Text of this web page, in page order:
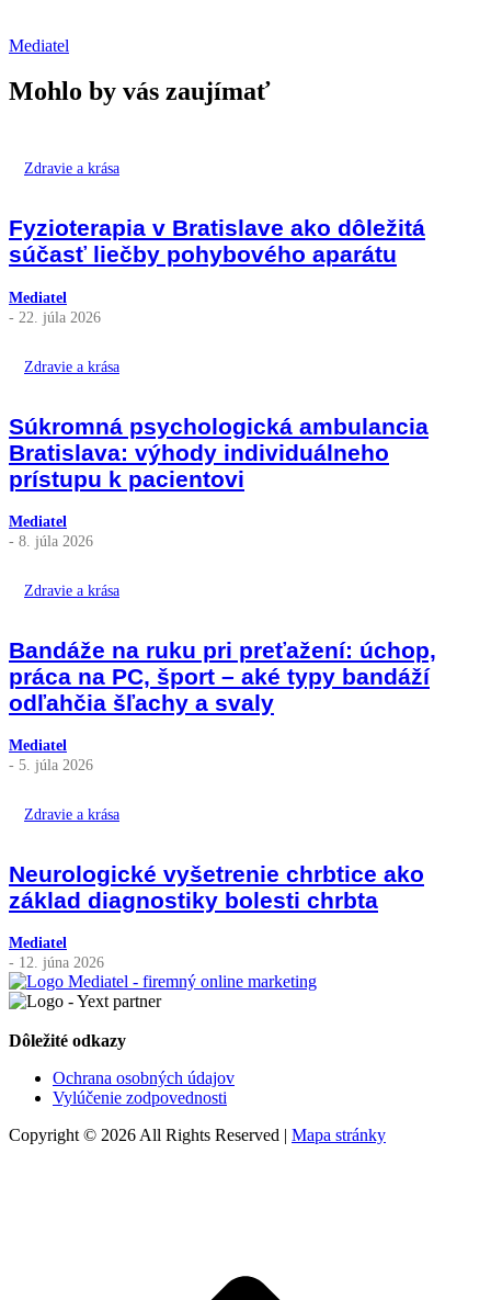
Mediatel
Mohlo by vás zaujímať
Zdravie a krása
Fyzioterapia v Bratislave ako dôležitá
súčasť liečby pohybového aparátu
Mediatel
- 22. júla 2026
Zdravie a krása
Súkromná psychologická ambulancia
Bratislava: výhody individuálneho
prístupu k pacientovi
Mediatel
- 8. júla 2026
Zdravie a krása
Bandáže na ruku pri preťažení: úchop,
práca na PC, šport – aké typy bandáží
odľahčia šľachy a svaly
Mediatel
- 5. júla 2026
Zdravie a krása
Neurologické vyšetrenie chrbtice ako
základ diagnostiky bolesti chrbta
Mediatel
- 12. júna 2026
Dôležité odkazy
Ochrana osobných údajov
Vylúčenie zodpovednosti
Copyright © 2026 All Rights Reserved | Mapa stránky